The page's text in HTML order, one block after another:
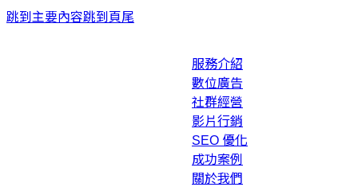
跳到主要內容跳到頁尾
服務介紹
數位廣告
社群經營
影片行銷
SEO 優化
成功案例
關於我們